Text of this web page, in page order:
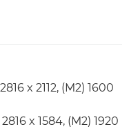
x 2112, (M2) 1600
x 1584, (M2) 1920